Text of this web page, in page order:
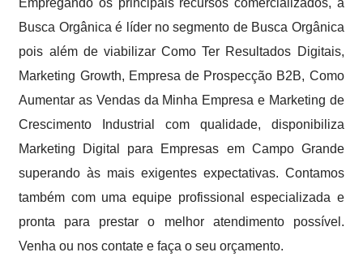
Empregando os principais recursos comercializados, a
Busca Orgânica é líder no segmento de Busca Orgânica
pois além de viabilizar Como Ter Resultados Digitais,
Marketing Growth, Empresa de Prospecção B2B, Como
Aumentar as Vendas da Minha Empresa e Marketing de
Crescimento Industrial com qualidade, disponibiliza
Marketing Digital para Empresas em Campo Grande
superando às mais exigentes expectativas. Contamos
também com uma equipe profissional especializada e
pronta para prestar o melhor atendimento possível.
Venha ou nos contate e faça o seu orçamento.